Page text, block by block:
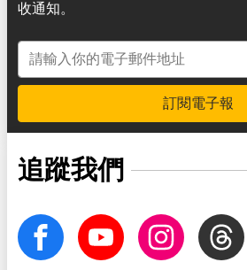
收通知。
電子郵件地址
訂閱電子報
追蹤我們
facebook Youtube InstagramThreads